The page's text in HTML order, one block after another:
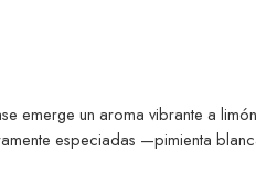
un aroma vibrante a
especiadas —pimienta